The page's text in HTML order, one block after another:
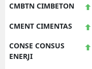
CMBTN CIMBETON
CMENT CIMENTAS
CONSE CONSUS
ENERJI